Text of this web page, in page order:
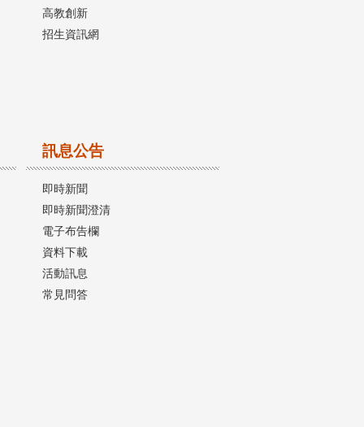
高教創新
招生資訊網
訊息公告
即時新聞
即時新聞澄清
電子布告欄
資料下載
活動訊息
常見問答